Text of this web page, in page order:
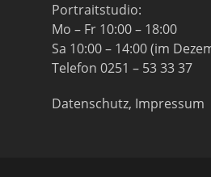
Portraitstudio:
Mo – Fr 10:00 – 18:00
Sa 10:00 – 14:00 (im
Telefon 0251 – 53 33 37
Datenschutz, Impressum